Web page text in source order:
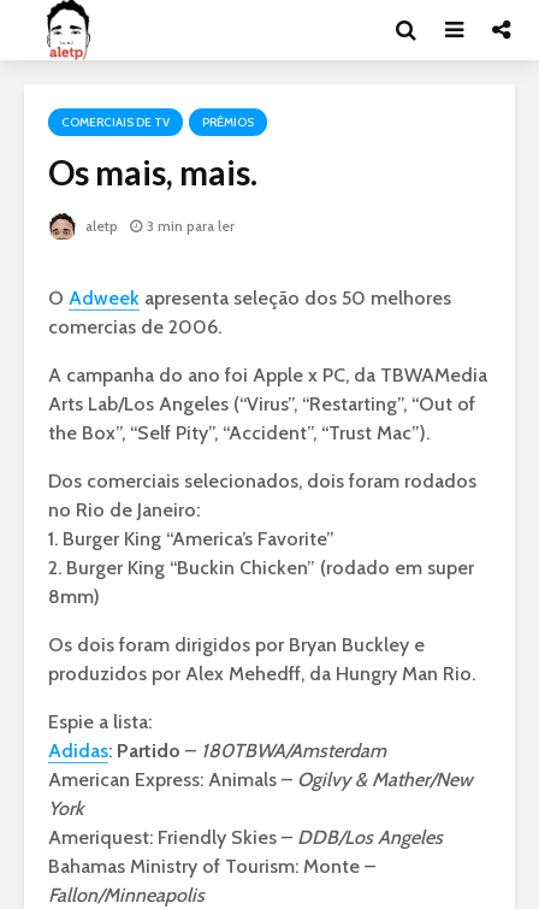
COMERCIAIS DE TV PRÊMIOS
Os mais, mais.
aletp 3 min para ler
O Adweek apresenta seleção dos 50 melhores
comercias de 2006.
A campanha do ano foi Apple x PC, da TBWAMedia
Arts Lab/Los Angeles (“Virus”, “Restarting”, “Out of
the Box”, “Self Pity”, “Accident”, “Trust Mac”).
Dos comerciais selecionados, dois foram rodados
no Rio de Janeiro:
1. Burger King “America’s Favorite”
2. Burger King “Buckin Chicken” (rodado em super
8mm)
Os dois foram dirigidos por Bryan Buckley e
produzidos por Alex Mehedff, da Hungry Man Rio.
Espie a lista:
Adidas: Partido – 180TBWA/Amsterdam
American Express: Animals – Ogilvy & Mather/New
York
Ameriquest: Friendly Skies – DDB/Los Angeles
Bahamas Ministry of Tourism: Monte –
Fallon/Minneapolis